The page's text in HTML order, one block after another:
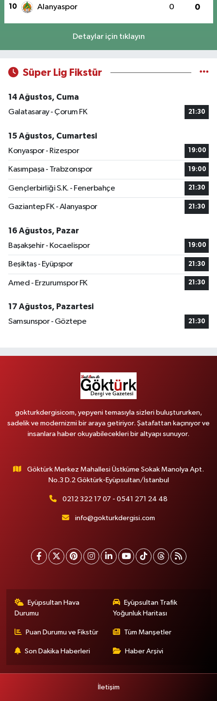
10 Alanyaspor 0 0
Detaylar için tıklayın
Süper Lig Fikstür
14 Ağustos, Cuma
Galatasaray - Çorum FK
21:30
15 Ağustos, Cumartesi
Konyaspor - Rizespor
19:00
Kasımpaşa - Trabzonspor 19:00
Gençlerbirliği S.K. - Fenerbahçe 21:30
Gaziantep FK - Alanyaspor 21:30
16 Ağustos, Pazar
Başakşehir - Kocaelispor
19:00
Beşiktaş - Eyüpspor 21:30
Amed - Erzurumspor FK 21:30
17 Ağustos, Pazartesi
Samsunspor - Göztepe
21:30
gokturkdergisicom, yepyeni temasıyla sizleri buluştururken,
sadelik ve modernizmi bir araya getiriyor. Şatafattan kaçınıyor ve
insanlara haber okuyabilecekleri bir altyapı sunuyor.
Göktürk Merkez Mahallesi Üstküme Sokak Manolya Apt.
No.3 D.2 Göktürk-Eyüpsultan/İstanbul
0212 322 17 07 - 0541 271 24 48
info@gokturkdergisi.com
Eyüpsultan Hava
Durumu
Eyüpsultan Trafik
Yoğunluk Haritası
Puan Durumu ve Fikstür Tüm Manşetler
Son Dakika Haberleri Haber Arşivi
İletişim